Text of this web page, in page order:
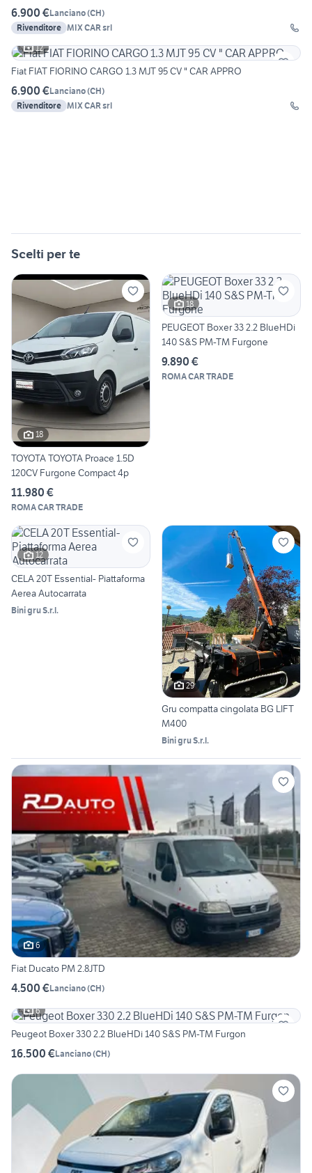
6.900 €Lanciano(CH)
Rivenditore MIX CAR srl
12
Fiat FIAT FIORINO CARGO 1.3 MJT 95 CV " CAR APPRO
6.900 €Lanciano(CH)
Rivenditore MIX CAR srl
Scelti per te
18
TOYOTA TOYOTA Proace 1.5D
120CV Furgone Compact 4p
11.980 €
ROMA CAR TRADE
18
PEUGEOT Boxer 33 2.2 BlueHDi
140 S&S PM-TM Furgone
9.890 €
ROMA CAR TRADE
12
CELA 20T Essential- Piattaforma
Aerea Autocarrata
Bini gru S.r.l.
29
Gru compatta cingolata BG LIFT
M400
Bini gru S.r.l.
6
Fiat Ducato PM 2.8JTD
4.500 €Lanciano(CH)
6
Peugeot Boxer 330 2.2 BlueHDi 140 S&S PM-TM Furgon
16.500 €Lanciano(CH)